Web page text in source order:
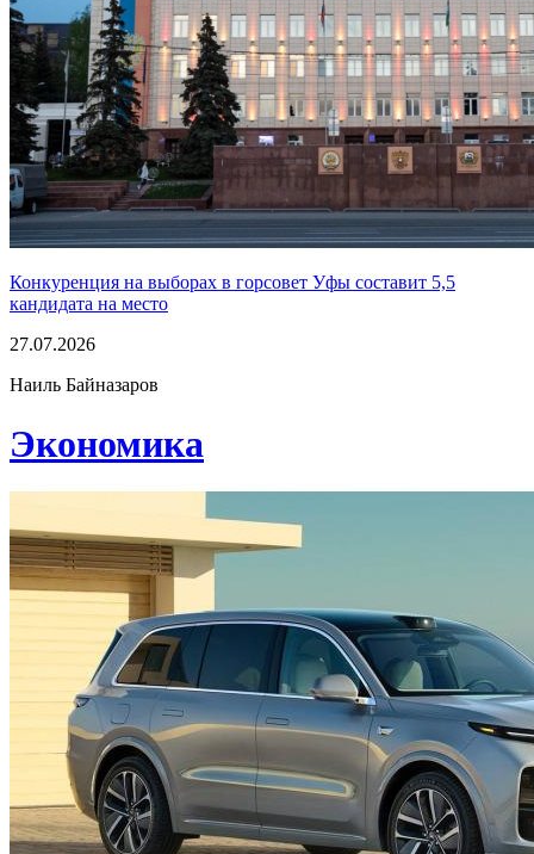
Конкуренция на выборах в горсовет Уфы составит 5,5
кандидата на место
27.07.2026
Наиль Байназаров
Экономика